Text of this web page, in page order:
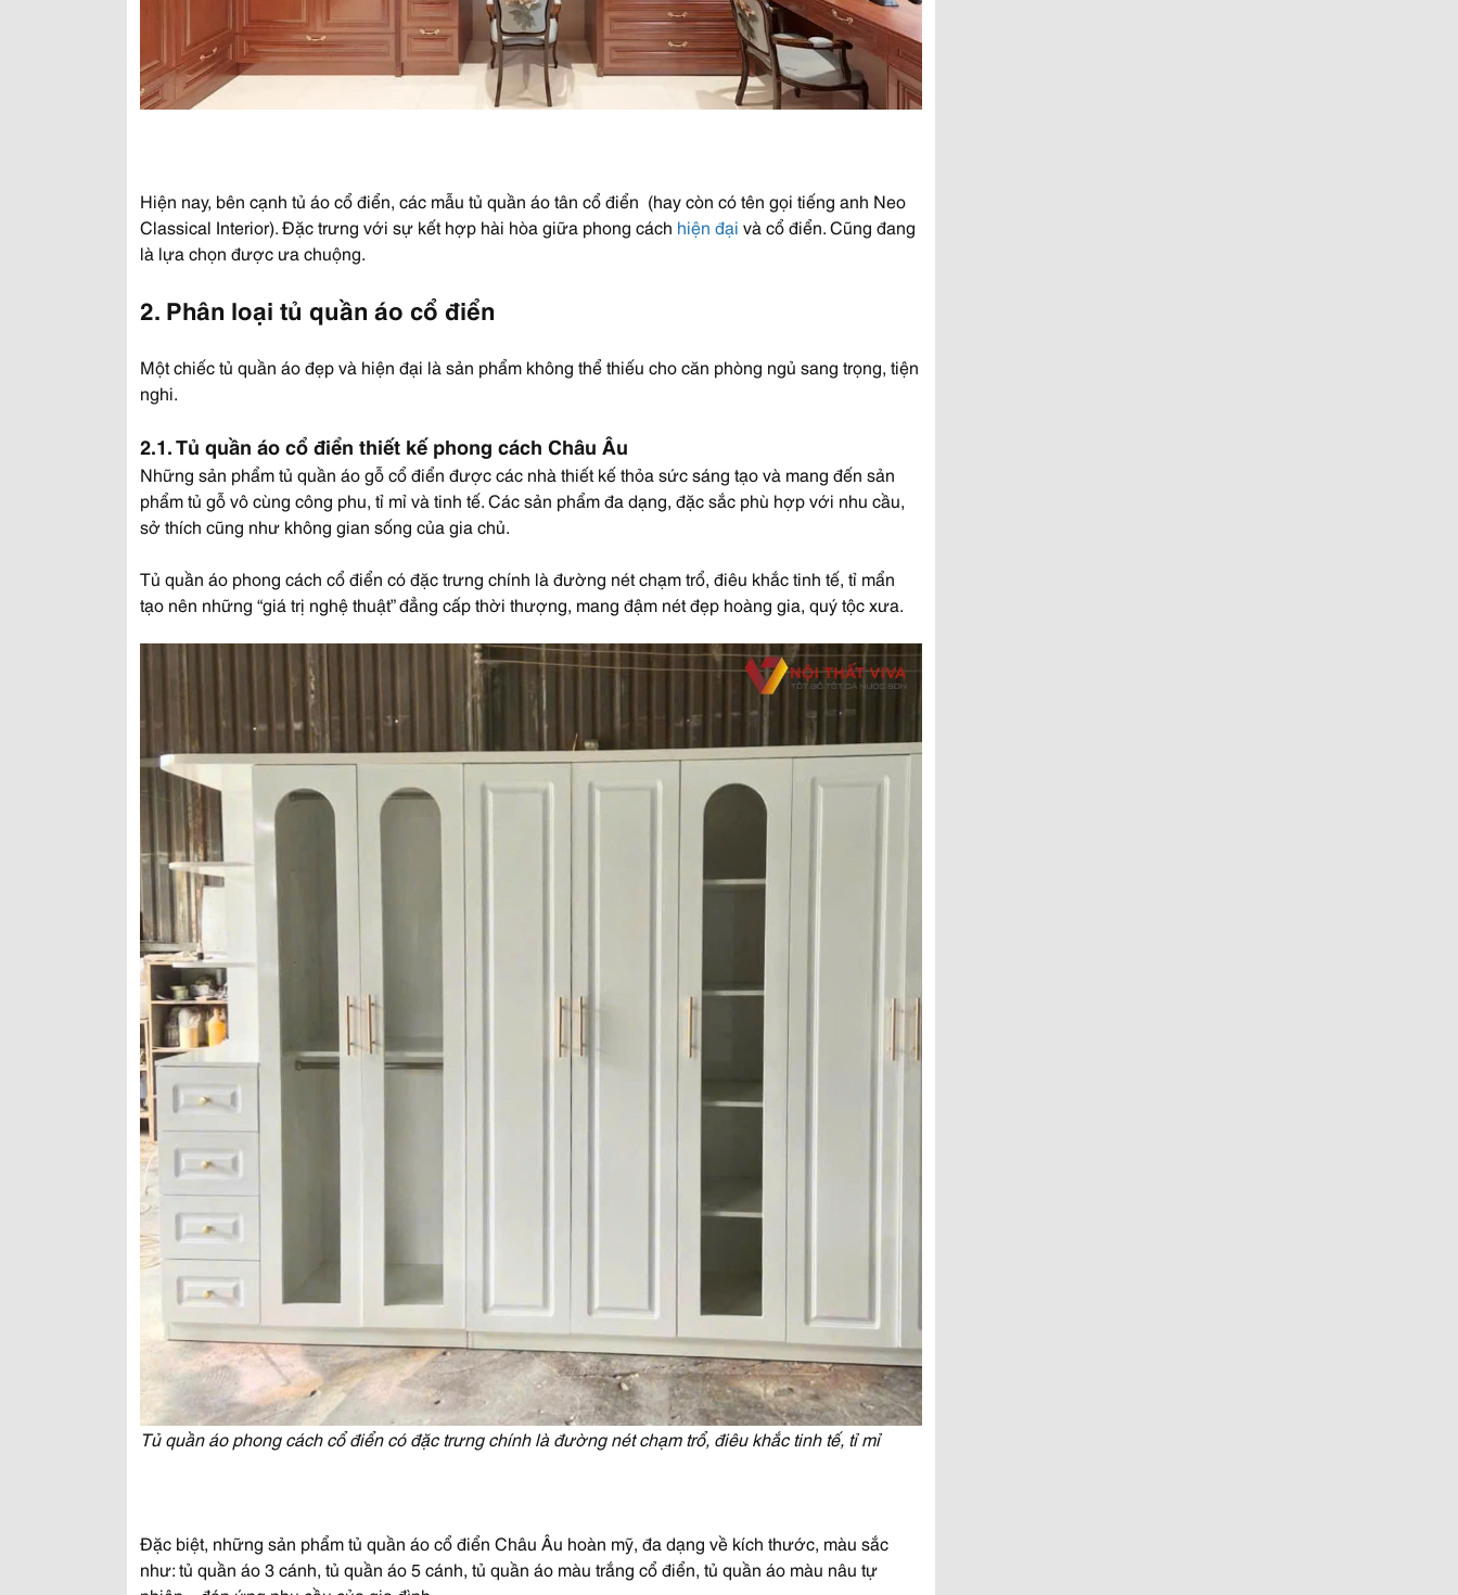
Hiện nay, bên cạnh tủ áo cổ điển, các mẫu tủ quần áo tân cổ điển (hay còn có tên gọi tiếng anh Neo
Classical Interior). Đặc trưng với sự kết hợp hài hòa giữa phong cách hiện đại và cổ điển. Cũng đang
là lựa chọn được ưa chuộng.
2. Phân loại tủ quần áo cổ điển
Một chiếc tủ quần áo đẹp và hiện đại là sản phẩm không thể thiếu cho căn phòng ngủ sang trọng, tiện
nghi.
2.1. Tủ quần áo cổ điển thiết kế phong cách Châu Âu
Những sản phẩm tủ quần áo gỗ cổ điển được các nhà thiết kế thỏa sức sáng tạo và mang đến sản
phẩm tủ gỗ vô cùng công phu, tỉ mỉ và tinh tế. Các sản phẩm đa dạng, đặc sắc phù hợp với nhu cầu,
sở thích cũng như không gian sống của gia chủ.
Tủ quần áo phong cách cổ điển có đặc trưng chính là đường nét chạm trổ, điêu khắc tinh tế, tỉ mẩn
tạo nên những “giá trị nghệ thuật” đẳng cấp thời thượng, mang đậm nét đẹp hoàng gia, quý tộc xưa.
Tủ quần áo phong cách cổ điển có đặc trưng chính là đường nét chạm trổ, điêu khắc tinh tế, tỉ mỉ
Đặc biệt, những sản phẩm tủ quần áo cổ điển Châu Âu hoàn mỹ, đa dạng về kích thước, màu sắc
như: tủ quần áo 3 cánh, tủ quần áo 5 cánh, tủ quần áo màu trắng cổ điển, tủ quần áo màu nâu tự